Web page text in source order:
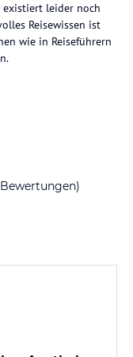
existiert leider noch
Reisewissen ist
wie in Reiseführern
Bewertungen)